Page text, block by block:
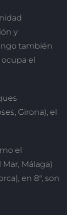
y
también
el
Girona), el
el
Málaga)
en 8ª, son